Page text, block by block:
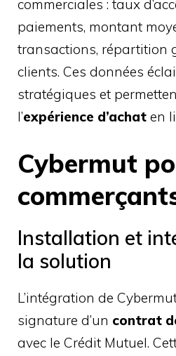
commerciales : taux
paiements, montant
transactions, répartition
clients. Ces données
stratégiques et
l’expérience d’achat en
Cybermut
Installation et
la solution
L’intégration de
signature d’un contrat
avec le Crédit Mutuel.